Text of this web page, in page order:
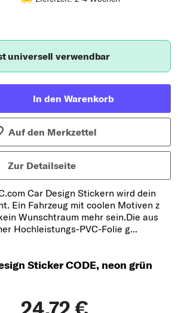
universell verwendbar
In den Warenkorb
Auf den Merkzettel
Zur Detailseite
Car Design Stickern wird dein
Ein Fahrzeug mit coolen Motiven z
Wunschtraum mehr sein.Die aus
Hochleistungs-PVC-Folie g...
Sticker CODE, neon grün